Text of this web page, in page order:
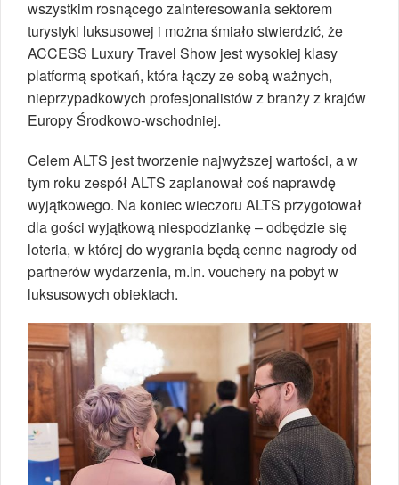
wszystkim rosnącego zainteresowania sektorem
turystyki luksusowej i można śmiało stwierdzić, że
ACCESS Luxury Travel Show jest wysokiej klasy
platformą spotkań, która łączy ze sobą ważnych,
nieprzypadkowych profesjonalistów z branży z krajów
Europy Środkowo-wschodniej.
Celem ALTS jest tworzenie najwyższej wartości, a w
tym roku zespół ALTS zaplanował coś naprawdę
wyjątkowego. Na koniec wieczoru ALTS przygotował
dla gości wyjątkową niespodziankę – odbędzie się
loteria, w której do wygrania będą cenne nagrody od
partnerów wydarzenia, m.in. vouchery na pobyt w
luksusowych obiektach.